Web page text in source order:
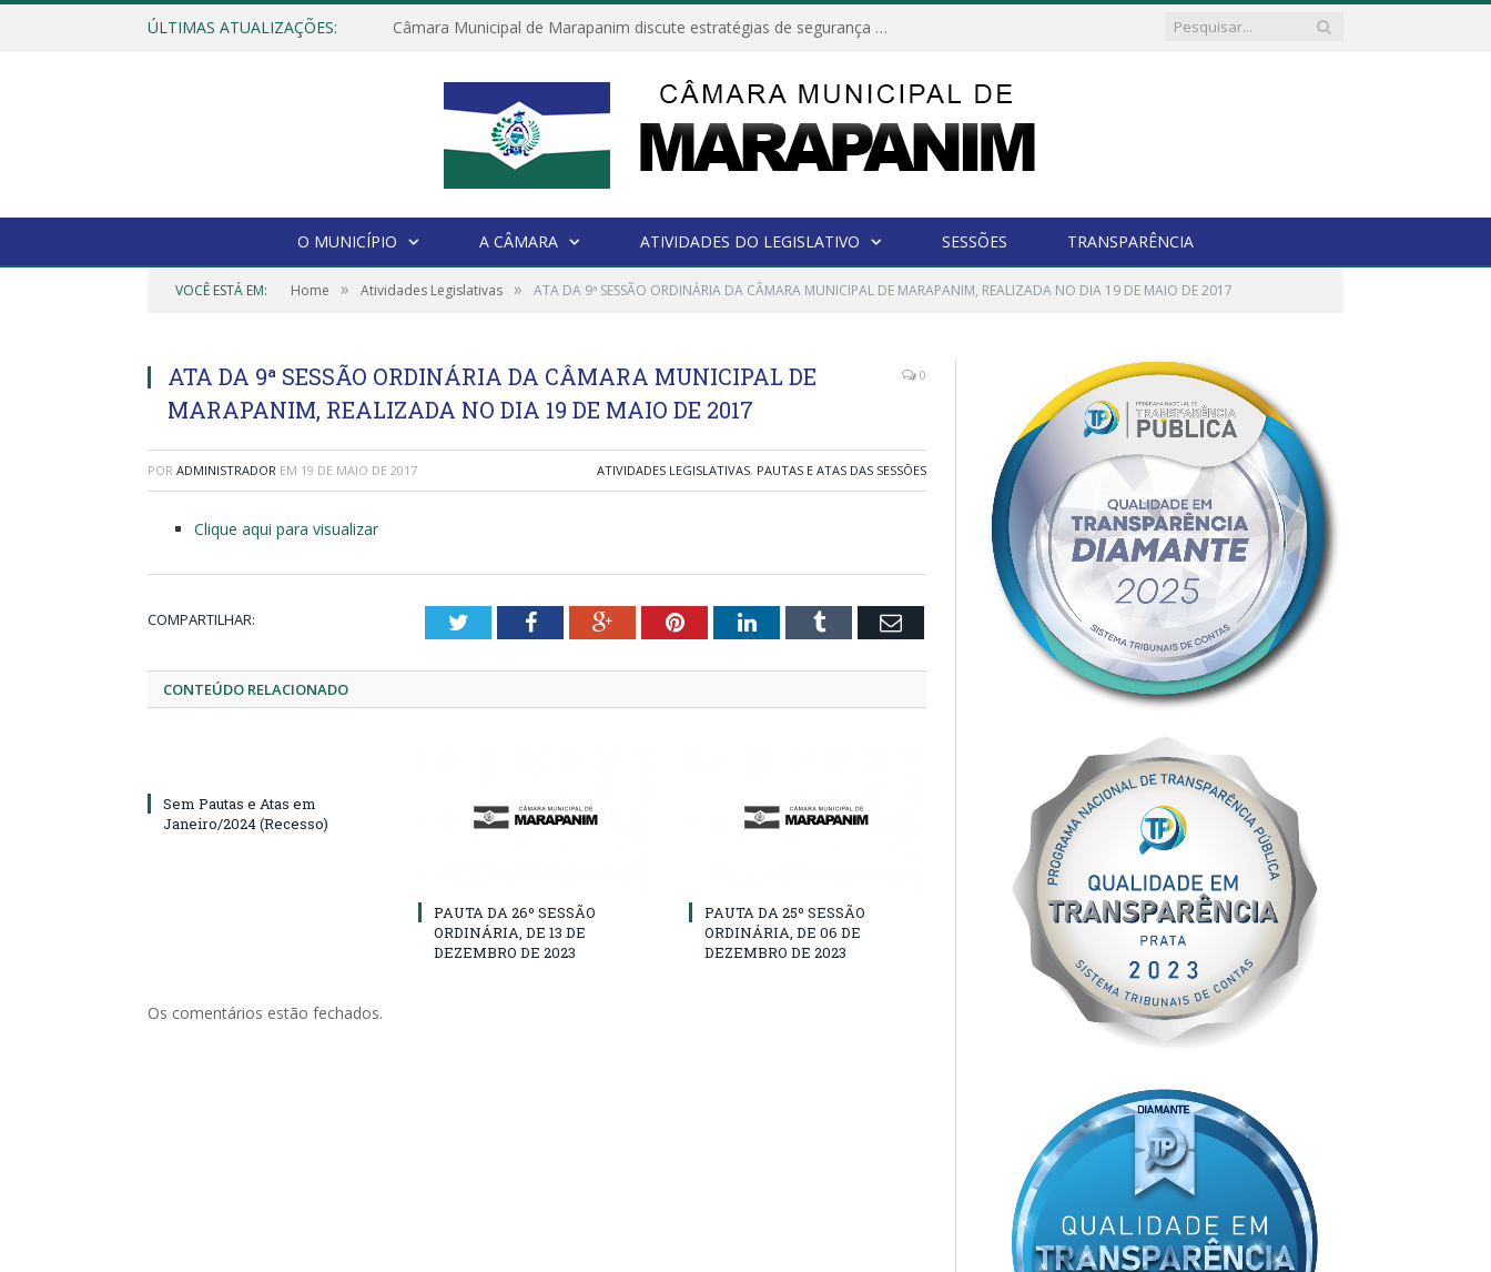
ÚLTIMAS ATUALIZAÇÕES: Câmara Municipal de Marapanim discute estratégias de segurança com autoridades e poder executivo
O MUNICÍPIO A CÂMARA ATIVIDADES DO LEGISLATIVO SESSÕES TRANSPARÊNCIA
VOCÊ ESTÁ EM: Home » Atividades Legislativas » ATA DA 9ª SESSÃO ORDINÁRIA DA CÂMARA MUNICIPAL DE MARAPANIM, REALIZADA NO DIA 19 DE MAIO DE 2017
ATA DA 9ª SESSÃO ORDINÁRIA DA CÂMARA MUNICIPAL DE
MARAPANIM, REALIZADA NO DIA 19 DE MAIO DE 2017
0
POR ADMINISTRADOR EM 19 DE MAIO DE 2017 ATIVIDADES LEGISLATIVAS, PAUTAS E ATAS DAS SESSÕES
Clique aqui para visualizar
COMPARTILHAR: TwitterFacebookGoogle+PinterestLinkedInTumblr Email
CONTEÚDO RELACIONADO
Sem Pautas e Atas em
Janeiro/2024 (Recesso)
PAUTA DA 26º SESSÃO
ORDINÁRIA, DE 13 DE
DEZEMBRO DE 2023
PAUTA DA 25º SESSÃO
ORDINÁRIA, DE 06 DE
DEZEMBRO DE 2023
Os comentários estão fechados.